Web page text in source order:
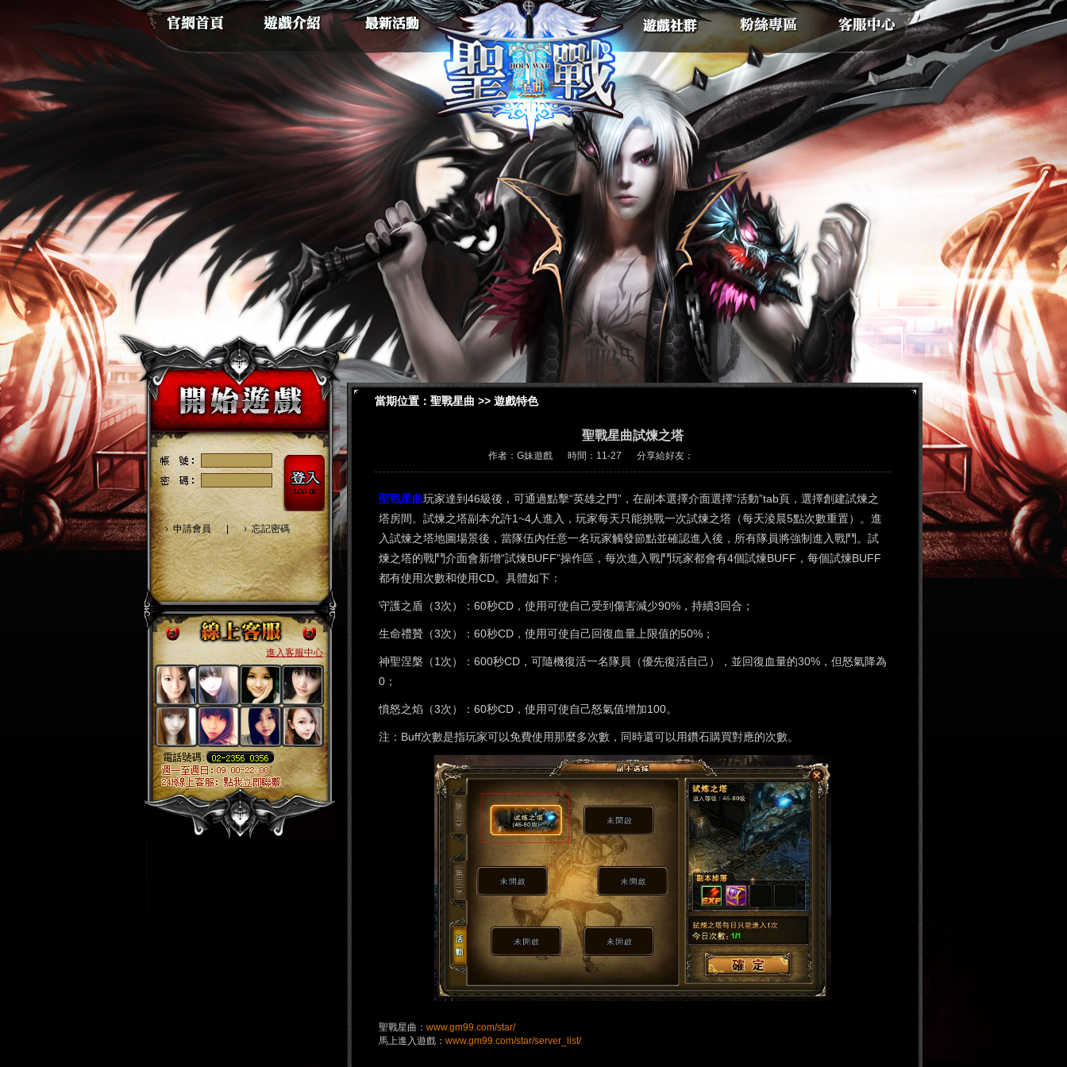
›申請會員 | ›忘記密碼
進入客服中心
當期位置： 聖戰星曲 >> 遊戲特色
聖戰星曲試煉之塔
作者：G妹遊戲 時間：11-27 分享給好友：
聖戰星曲玩家達到46級後，可通過點擊“英雄之門”，在副本選擇介面選擇“活動”tab頁，選擇創建試煉之
塔房間。試煉之塔副本允許1~4人進入，玩家每天只能挑戰一次試煉之塔（每天淩晨5點次數重置）。進
入試煉之塔地圖場景後，當隊伍內任意一名玩家觸發節點並確認進入後，所有隊員將強制進入戰鬥。試
煉之塔的戰鬥介面會新增“試煉BUFF”操作區，每次進入戰鬥玩家都會有4個試煉BUFF，每個試煉BUFF
都有使用次數和使用CD。具體如下：
守護之盾（3次）：60秒CD，使用可使自己受到傷害減少90%，持續3回合；
生命禮贊（3次）：60秒CD，使用可使自己回復血量上限值的50%；
神聖涅槃（1次）：600秒CD，可隨機復活一名隊員（優先復活自己），並回復血量的30%，但怒氣降為
0；
憤怒之焰（3次）：60秒CD，使用可使自己怒氣值增加100。
注：Buff次數是指玩家可以免費使用那麼多次數，同時還可以用鑽石購買對應的次數。
聖戰星曲： www.gm99.com/star/
馬上進入遊戲： www.gm99.com/star/server_list/